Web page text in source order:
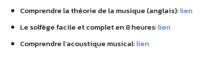
Comprendre la théorie de la musique (anglais):lien
Le solfège facile et complet en 8 heures:lien
Comprendre l’acoustique musical:lien